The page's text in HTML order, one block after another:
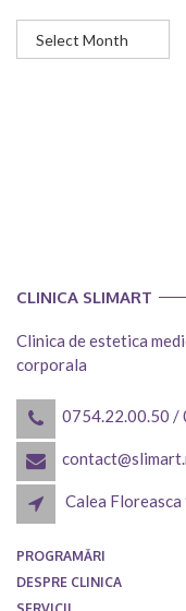
CLINICA SLIMART
Clinica de estetica
corporala
0754.22.00.50 /
Calea
PROGRAMĂRI
DESPRE CLINICA